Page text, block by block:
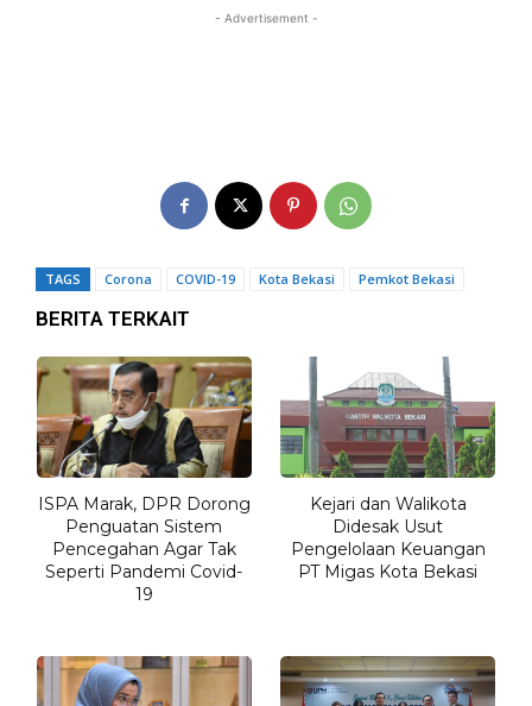
- Advertisement -
TAGS Corona COVID-19 Kota Bekasi Pemkot Bekasi
BERITA TERKAIT
ISPA Marak, DPR Dorong
Penguatan Sistem
Pencegahan Agar Tak
Seperti Pandemi Covid-
19
Kejari dan Walikota
Didesak Usut
Pengelolaan Keuangan
PT Migas Kota Bekasi